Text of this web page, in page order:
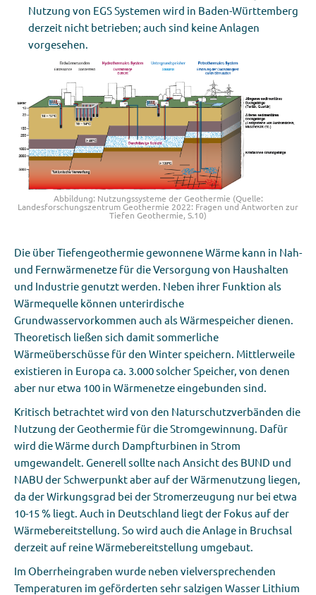
Nutzung von EGS Systemen wird in Baden-Württemberg
derzeit nicht betrieben; auch sind keine Anlagen
vorgesehen.
Abbildung: Nutzungssysteme der Geothermie (Quelle:
Landesforschungszentrum Geothermie 2022: Fragen und Antworten zur
Tiefen Geothermie, S.10)
Die über Tiefengeothermie gewonnene Wärme kann in Nah-
und Fernwärmenetze für die Versorgung von Haushalten
und Industrie genutzt werden. Neben ihrer Funktion als
Wärmequelle können unterirdische
Grundwasservorkommen auch als Wärmespeicher dienen.
Theoretisch ließen sich damit sommerliche
Wärmeüberschüsse für den Winter speichern. Mittlerweile
existieren in Europa ca. 3.000 solcher Speicher, von denen
aber nur etwa 100 in Wärmenetze eingebunden sind.
Kritisch betrachtet wird von den Naturschutzverbänden die
Nutzung der Geothermie für die Stromgewinnung. Dafür
wird die Wärme durch Dampfturbinen in Strom
umgewandelt. Generell sollte nach Ansicht des BUND und
NABU der Schwerpunkt aber auf der Wärmenutzung liegen,
da der Wirkungsgrad bei der Stromerzeugung nur bei etwa
10-15 % liegt. Auch in Deutschland liegt der Fokus auf der
Wärmebereitstellung. So wird auch die Anlage in Bruchsal
derzeit auf reine Wärmebereitstellung umgebaut.
Im Oberrheingraben wurde neben vielversprechenden
Temperaturen im geförderten sehr salzigen Wasser Lithium